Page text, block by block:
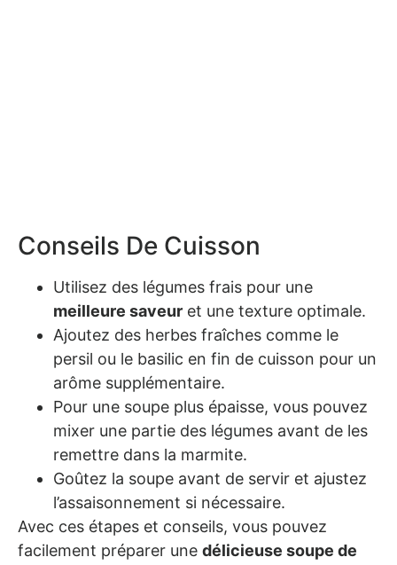
Conseils De Cuisson
Utilisez des légumes frais pour une
meilleure saveur et une texture optimale.
Ajoutez des herbes fraîches comme le
persil ou le basilic en fin de cuisson pour un
arôme supplémentaire.
Pour une soupe plus épaisse, vous pouvez
mixer une partie des légumes avant de les
remettre dans la marmite.
Goûtez la soupe avant de servir et ajustez
l’assaisonnement si nécessaire.
Avec ces étapes et conseils, vous pouvez
facilement préparer une délicieuse soupe de